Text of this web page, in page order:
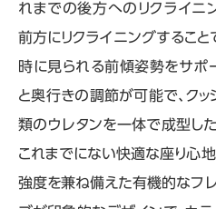
れまでの後方へのリクライニ
前方にリクライニングするこ
時に見られる前傾姿勢をサポ
と奥行きの調節が可能で、ク
類のウレタンを一体で成型した
これまでにない快適な座り心
強度を兼ね備えた有機的なフ